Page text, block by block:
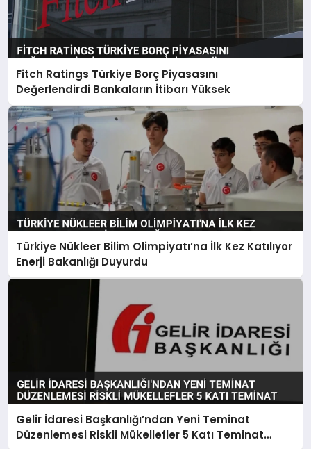
Fitch Ratings Türkiye Borç Piyasasını
Değerlendirdi Bankaların İtibarı Yüksek
Türkiye Nükleer Bilim Olimpiyatı’na İlk Kez Katılıyor
Enerji Bakanlığı Duyurdu
Gelir İdaresi Başkanlığı’ndan Yeni Teminat
Düzenlemesi Riskli Mükellefler 5 Katı Teminat